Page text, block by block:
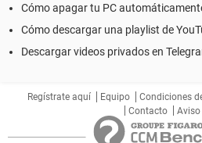
Cómo apagar tu PC
Cómo descargar una playlist de
Descargar videos privados en
Regístrate aquí Equipo Condiciones
Contacto
Aviso